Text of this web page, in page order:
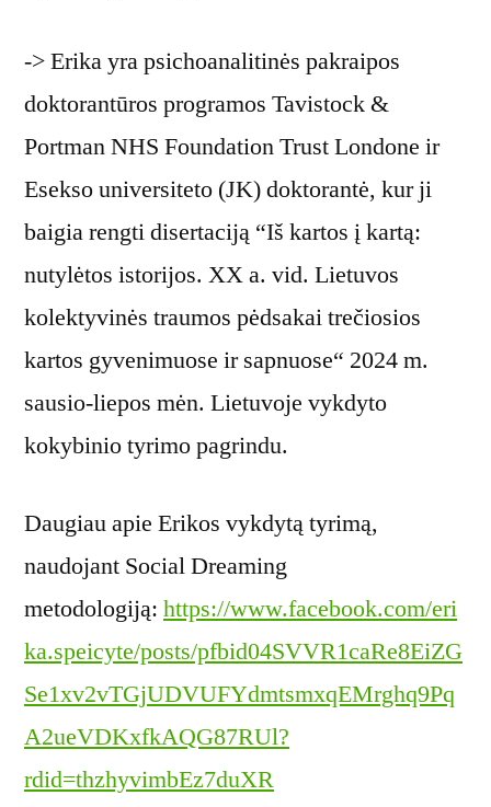
-> Erika yra psichoanalitinės pakraipos
doktorantūros programos Tavistock &
Portman NHS Foundation Trust Londone ir
Esekso universiteto (JK) doktorantė, kur ji
baigia rengti disertaciją “Iš kartos į kartą:
nutylėtos istorijos. XX a. vid. Lietuvos
kolektyvinės traumos pėdsakai trečiosios
kartos gyvenimuose ir sapnuose“ 2024 m.
sausio-liepos mėn. Lietuvoje vykdyto
kokybinio tyrimo pagrindu.
Daugiau apie Erikos vykdytą tyrimą,
naudojant Social Dreaming
metodologiją: https://www.facebook.com/eri
ka.speicyte/posts/pfbid04SVVR1caRe8EiZG
Se1xv2vTGjUDVUFYdmtsmxqEMrghq9Pq
A2ueVDKxfkAQG87RUl?
rdid=thzhyvimbEz7duXR